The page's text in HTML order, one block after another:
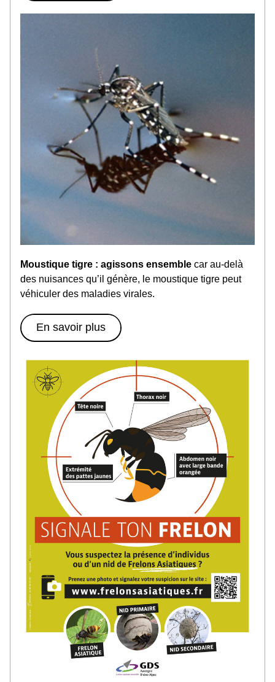
Moustique tigre : agissons ensemble car au-delà
des nuisances qu’il génère, le moustique tigre peut
véhiculer des maladies virales.
En savoir plus